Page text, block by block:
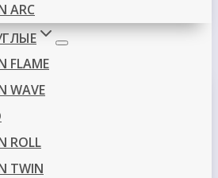
ARC
FLAME
WAVE
ROLL
TWIN